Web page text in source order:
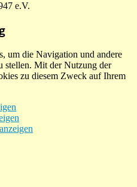
e.V.
um die Navigation und andere
stellen. Mit der Nutzung der
zu diesem Zweck auf Ihrem